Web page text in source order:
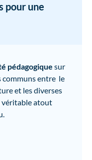
pour une
pédagogique sur
communs entre le
et les diverses
véritable atout